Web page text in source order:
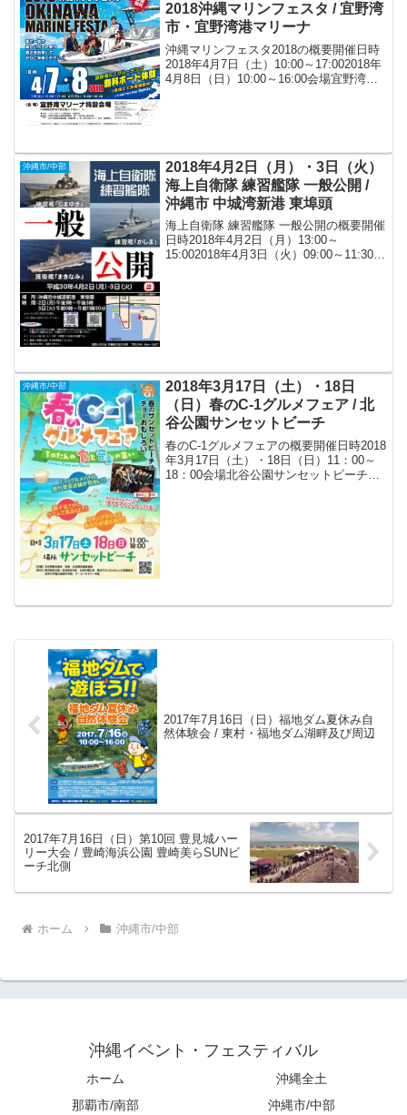
2018沖縄マリンフェスタ / 宜野湾
市・宜野湾港マリーナ
沖縄マリンフェスタ2018の概要開催日時
2018年4月7日（土）10:00～17:002018年
4月8日（日）10:00～16:00会場宜野湾港
沖縄市/中部
2018年4月2日（月）・3日（火）
海上自衛隊 練習艦隊 一般公開 /
沖縄市 中城湾新港 東埠頭
海上自衛隊 練習艦隊 一般公開の概要開催
日時2018年4月2日（月）13:00～
15:002018年4月3日（火）09:00～11:30会
沖縄市/中部
2018年3月17日（土）・18日
（日）春のC-1グルメフェア / 北
谷公園サンセットビーチ
春のC-1グルメフェアの概要開催日時2018
年3月17日（土）・18日（日）11：00～
18：00会場北谷公園サンセットビーチ
2017年7月16日（日）福地ダム夏休み自
然体験会 / 東村・福地ダム湖畔及び周辺
2017年7月16日（日）第10回 豊見城ハー
リー大会 / 豊崎海浜公園 豊崎美らSUNビ
ーチ北側
ホーム 沖縄市/中部
沖縄イベント・フェスティバル
ホーム
沖縄全土
那覇市/南部
沖縄市/中部